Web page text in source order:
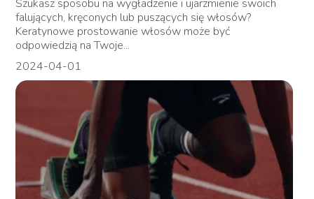
Szukasz sposobu na wygładzenie i ujarzmienie swoich
falujących, kręconych lub puszących się włosów?
Keratynowe prostowanie włosów może być
odpowiedzią na Twoje...
2024-04-01